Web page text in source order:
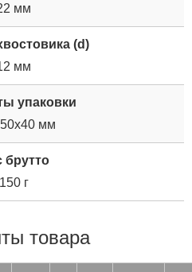
мм
(d)
мм
упаковки
мм
брутто
150 г
товара